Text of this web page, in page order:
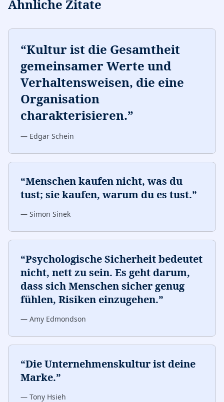
Ähnliche Zitate
“Kultur ist die Gesamtheit
gemeinsamer Werte und
Verhaltensweisen, die eine
Organisation
charakterisieren.”
— Edgar Schein
“Menschen kaufen nicht, was du
tust; sie kaufen, warum du es tust.”
— Simon Sinek
“Psychologische Sicherheit bedeutet
nicht, nett zu sein. Es geht darum,
dass sich Menschen sicher genug
fühlen, Risiken einzugehen.”
— Amy Edmondson
“Die Unternehmenskultur ist deine
Marke.”
— Tony Hsieh